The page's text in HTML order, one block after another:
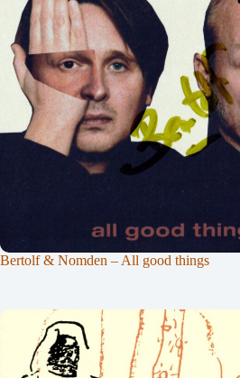
Bertolf & Nomden – All good things